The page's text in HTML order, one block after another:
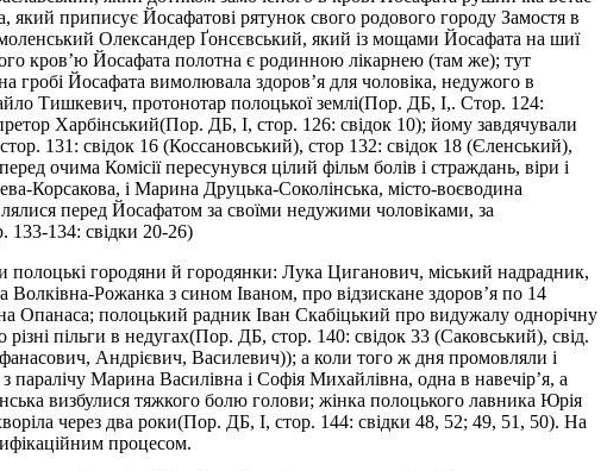
який приписує Йосафатові рятунок свого родового городу Замостя в
Олександер Ґонсєвський, який із мощами Йосафата на шиї
кров’ю Йосафата полотна є родинною лікарнею (там же); тут
гробі Йосафата вимолювала здоров’я для чоловіка, недужого в
Тишкевич, протонотар полоцької землі(Пор. ДБ, І,. Стор. 124:
Харбінський(Пор. ДБ, І, стор. 126: свідок 10); йому завдячували
131: свідок 16 (Коссановський), стор 132: свідок 18 (Єленський),
очима Комісії пересунувся цілий фільм болів і страждань, віри і
Корсакова, і Марина Друцька-Соколінська, місто-воєводина
перед Йосафатом за своїми недужими чоловіками, за
133-134: свідки 20-26)
полоцькі городяни й городянки: Лука Циганович, міський надрадник,
Рожанка з сином Іваном, про відзискане здоров’я по 14
полоцький радник Іван Скабіцький про видужалу однорічну
пільги в недугах(Пор. ДБ, стор. 140: свідок 33 (Саковський), свід.
Андрієвич, Василевич)); а коли того ж дня промовляли і
Марина Василівна і Софія Михайлівна, одна в навечір’я, а
визбулися тяжкого болю голови; жінка полоцького лавника Юрія
через два роки(Пор. ДБ, І, стор. 144: свідки 48, 52; 49, 51, 50). На
процесом.